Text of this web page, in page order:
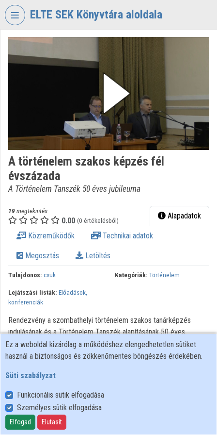
Fejléc kihagyása
ELTE SEK Könyvtára aloldala
VIDEO
Intézményi kezdőlap
Bejelentkezés
Intézményi felfedezés
Kategóriák
Közreműködők
A történelem szakos képzés fél
évszázada
A Történelem Tanszék 50 éves jubileuma
19megtekintés
0.00 (0 értékelésből) Alapadatok
Közreműködők Technikai adatok
Megosztás Letöltés
Tulajdonos: csuk Kategóriák: Történelem
Lejátszási listák: Előadások,
konferenciák
Rendezvény a szombathelyi történelem szakos tanárképzés
indulásának és a Történelem Tanszék alapításának 50 éves
jubileuma alkalmából.
Felhasználói szabályzat
Adatkezelési tájékoztató
Süti szabályzat
Ez a weboldal kizárólag a működéshez elengedhetetlen sütiket
használ a biztonságos és zökkenőmentes böngészés érdekében.
Süti szabályzat
Funkcionális sütik elfogadása
Személyes sütik elfogadása
Elfogad Elutasít